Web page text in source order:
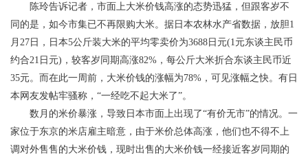
陈玲告诉记者，市面上大米价钱高涨的态势迅猛，但跟客岁不
同的是，如今市集已不再限购大米。据日本农林水产省数据，放胆1
月27日，日本5公斤装大米的平均零卖价为3688日元(1元东谈主民币
约合21日元)，较客岁同期高涨82%，每公斤大米折合东谈主民币近
35元。而在此一周前，大米价钱的涨幅为78%，可见涨幅之快。有日
本网友发帖牢骚称，“一经吃不起大米了”。
数月的米价暴涨，导致日本市面上出现了“有价无市”的情况。一
家位于东京的米店雇主暗意，由于米价总体高涨，他们也不得不上
调对外售售的大米价钱，现时出售的大米价钱一经接近客岁同期的